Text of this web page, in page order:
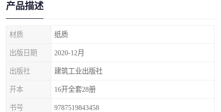
产品描述
材质 纸质
出版日期 2020-12月
出版社 建筑工业出版社
开本 16开全套28册
书号 9787519843458
疏浚工程预算定额
福建建设工程预算定额
辽宁省工程计价定额